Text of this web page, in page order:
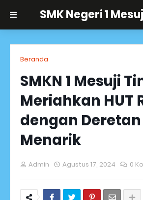
SMK Negeri 1
Beranda
SMKN 1 Mesuji
Meriahkan HUT
dengan
Menarik
Admin Agustus 17, 2024 0